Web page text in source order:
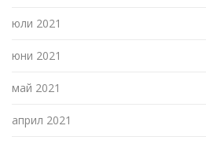
юли 2021
юни 2021
май 2021
април 2021